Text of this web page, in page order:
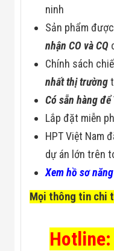
ninh
Sản phẩm
nhận CO và CQ
Chính sách
nhất thị trường
Có sẵn hàng để
Lắp đặt miễn
HPT Việt Nam
dự án lớn trên
Xem hồ sơ
Mọi thông tin chi